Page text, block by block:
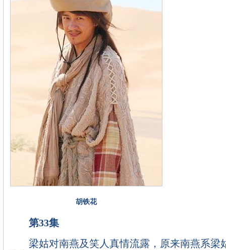
胡铁花
第33集
梁姑对南燕及笑人真情流露，原来南燕系梁